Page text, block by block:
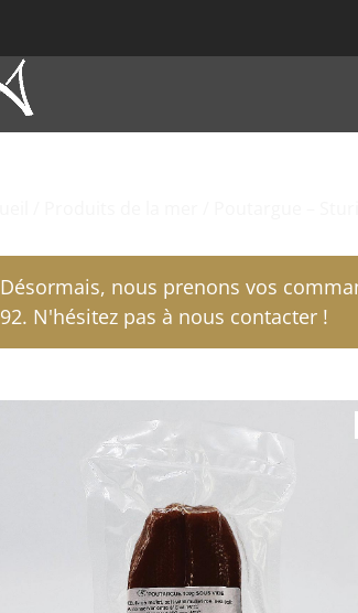
Désormais, nous prenons vos
92. N'hésitez pas à nous contacter !